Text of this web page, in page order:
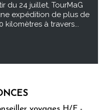
du 24 juillet, TourMaG
expédition de plus de
kilomètres à travers...